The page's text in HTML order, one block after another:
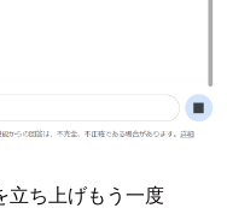
立ち上げもう一度